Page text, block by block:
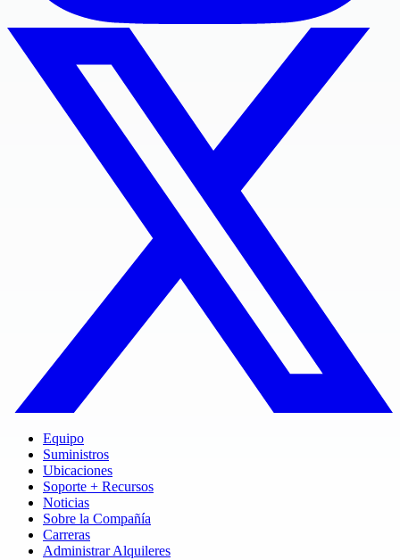
Equipo
Suministros
Ubicaciones
Soporte + Recursos
Noticias
Sobre la Compañía
Carreras
Administrar Alquileres